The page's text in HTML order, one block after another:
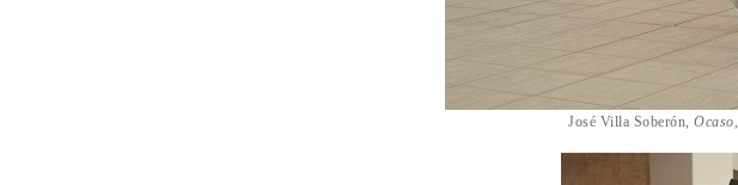
José Villa Soberón,Ocaso,